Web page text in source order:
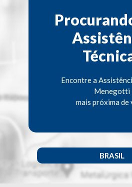
Encontre a
Menegotti
mais próxima de
BRASIL